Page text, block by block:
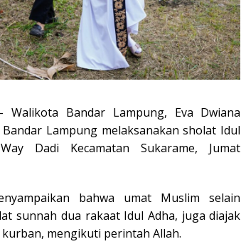
Walikota Bandar Lampung, Eva Dwiana
Lampung melaksanakan sholat Idul
Dadi Kecamatan Sukarame, Jumat
bahwa umat Muslim selain
sunnah dua rakaat Idul Adha, juga diajak
mengikuti perintah Allah.